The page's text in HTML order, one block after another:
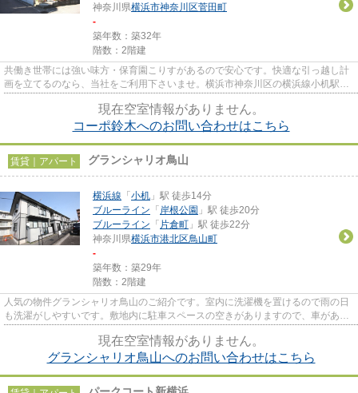
神奈川県横浜市神奈川区菅田町
-
築年数：築32年
階数：2階建
共働き世帯には強い味方・保育園こりすがあるので安心です。快適な引っ越し計
画を立てるのなら、当社をご利用下さいませ。横浜市神奈川区の横浜線小机駅近
現在空室情報がありません。
コーポ鈴木へのお問い合わせはこちら
賃貸｜アパート グランシャリオ鳥山
横浜線 「 小机 」駅 徒歩14分
ブルーライン 「 岸根公園 」駅 徒歩20分
ブルーライン 「 片倉町 」駅 徒歩22分
神奈川県横浜市港北区鳥山町
-
築年数：築29年
階数：2階建
人気の物件グランシャリオ鳥山のご紹介です。室内に洗濯機を置けるので雨の日
も洗濯がしやすいです。敷地内に駐車スペースの空きがありますので、車がある
現在空室情報がありません。
グランシャリオ鳥山へのお問い合わせはこちら